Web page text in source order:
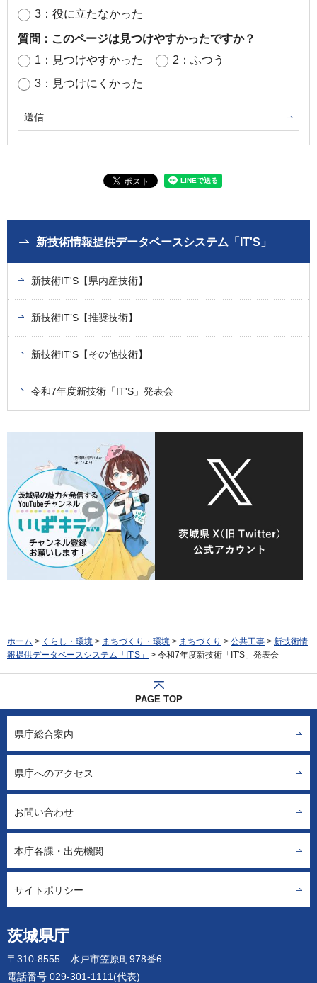
3：役に立たなかった
質問：このページは見つけやすかったですか？
1：見つけやすかった
2：ふつう
3：見つけにくかった
新技術情報提供データベースシステム「IT'S」
新技術IT'S【県内産技術】
新技術IT’S【推奨技術】
新技術IT'S【その他技術】
令和7年度新技術「IT'S」発表会
ホーム > くらし・環境 > まちづくり・環境 > まちづくり > 公共工事 > 新技術情
報提供データベースシステム「IT'S」
> 令和7年度新技術「IT'S」発表会
PAGE TOP
茨城県庁
〒310-8555 水戸市笠原町978番6
電話番号 029-301-1111(代表)
県庁総合案内
県庁へのアクセス
お問い合わせ
本庁各課・出先機関
サイトポリシー